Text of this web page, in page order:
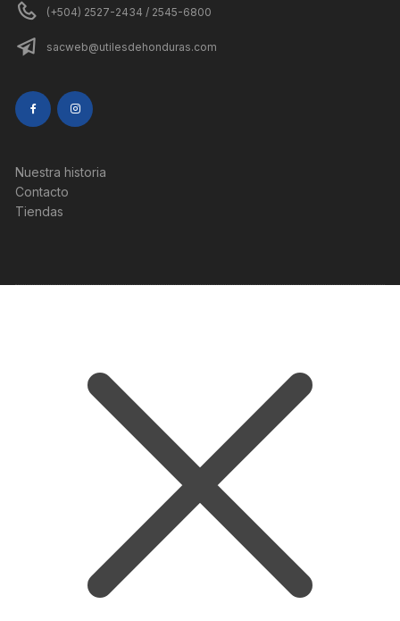
(+504) 2527-2434 / 2545-6800
sacweb@utilesdehonduras.com
Nuestra historia
Contacto
Tiendas